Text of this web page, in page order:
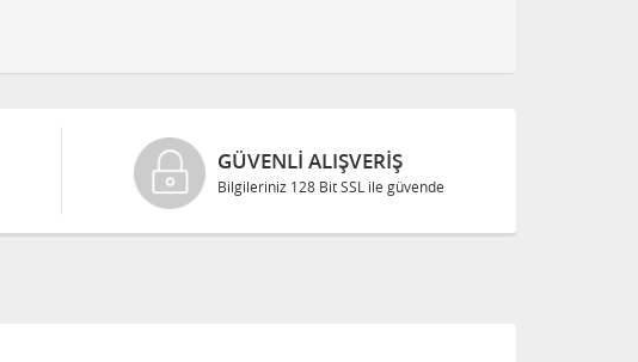
GÜVENLI ALIŞVERIŞ
Bilgileriniz 128 Bit SSL ile güvende